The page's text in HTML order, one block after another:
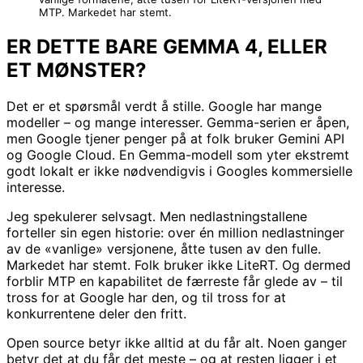
MTP. Markedet har stemt.
ER DETTE BARE GEMMA 4, ELLER
ET MØNSTER?
Det er et spørsmål verdt å stille. Google har mange
modeller – og mange interesser. Gemma-serien er åpen,
men Google tjener penger på at folk bruker Gemini API
og Google Cloud. En Gemma-modell som yter ekstremt
godt lokalt er ikke nødvendigvis i Googles kommersielle
interesse.
Jeg spekulerer selvsagt. Men nedlastningstallene
forteller sin egen historie: over én million nedlastninger
av de «vanlige» versjonene, åtte tusen av den fulle.
Markedet har stemt. Folk bruker ikke LiteRT. Og dermed
forblir MTP en kapabilitet de færreste får glede av – til
tross for at Google har den, og til tross for at
konkurrentene deler den fritt.
Open source betyr ikke alltid at du får alt. Noen ganger
betyr det at du får det meste – og at resten ligger i et